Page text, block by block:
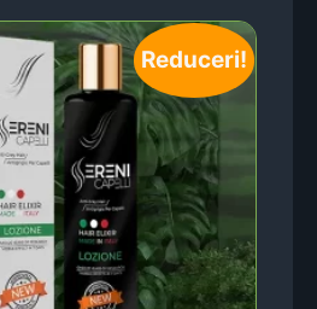
Reduceri!